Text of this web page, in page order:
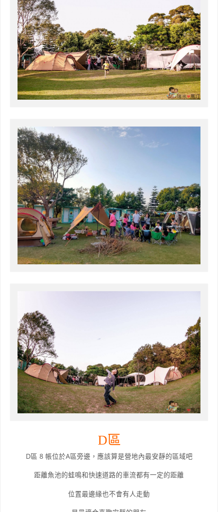
D區
D區 8 帳位於A區旁邊，應該算是營地內最安靜的區域吧
距離魚池的蛙鳴和快速道路的車流都有一定的距離
位置最邊緣也不會有人走動